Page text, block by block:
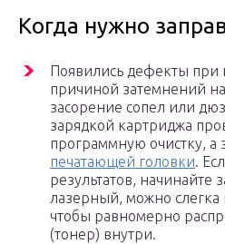
Когда нужно
Появились дефекты при
причиной затемнений
засорение сопел или
зарядкой картриджа
программную очистку, а
печатающей головки.
результатов, начинайте
лазерный, можно слегка
чтобы равномерно
(тонер) внутри.